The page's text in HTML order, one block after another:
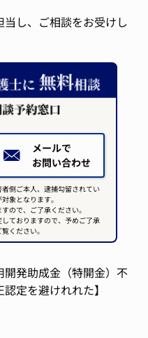
し、ご相談をお受けし
メールで
お問い合わせ
側ご本人、逮捕勾留されてい
象となります。
ので、ご了承ください。
ておりますので、予めご了承
ください。
発助成金（特開金）不
定を避けれれた】